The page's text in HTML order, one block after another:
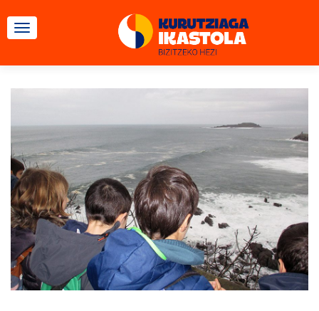
CAMBIAR NAVEGACIÓN